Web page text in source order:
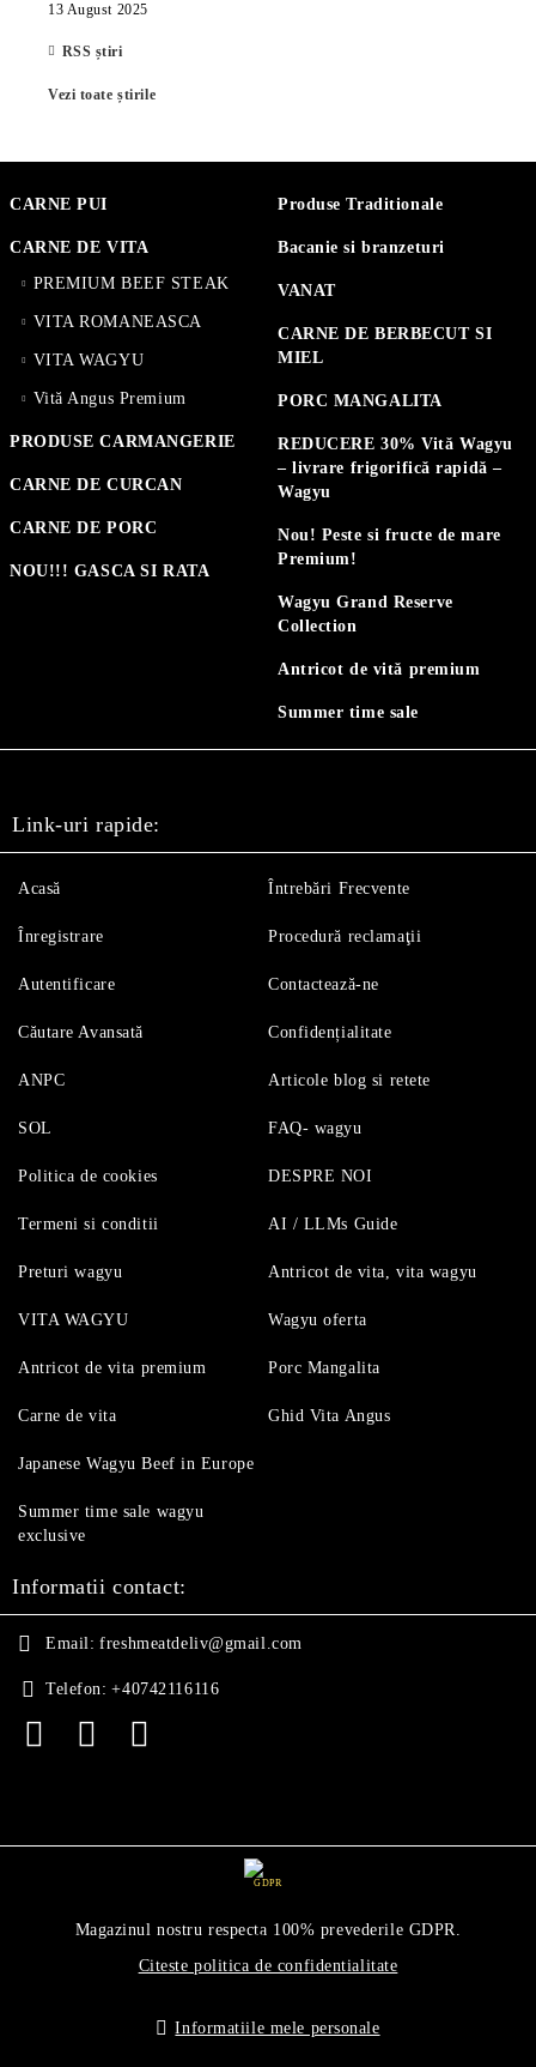
13 August 2025
RSS știri
Vezi toate știrile
CARNE PUI
CARNE DE VITA
PREMIUM BEEF STEAK
VITA ROMANEASCA
VITA WAGYU
Vită Angus Premium
PRODUSE CARMANGERIE
CARNE DE CURCAN
CARNE DE PORC
NOU!!! GASCA SI RATA
Produse Traditionale
Bacanie si branzeturi
VANAT
CARNE DE BERBECUT SI
MIEL
PORC MANGALITA
REDUCERE 30% Vită Wagyu
– livrare frigorifică rapidă –
Wagyu
Nou! Peste si fructe de mare
Premium!
Wagyu Grand Reserve
Collection
Antricot de vită premium
Summer time sale
Link-uri rapide:
Acasă
Înregistrare
Autentificare
Căutare Avansată
Întrebări Frecvente
Procedură reclamaţii
Contactează-ne
Confidențialitate
ANPC
SOL
Politica de cookies
Termeni si conditii
Articole blog si retete
FAQ- wagyu
DESPRE NOI
AI / LLMs Guide
Preturi wagyu
VITA WAGYU
Antricot de vita premium
Carne de vita
Antricot de vita, vita wagyu
Wagyu oferta
Porc Mangalita
Ghid Vita Angus
Japanese Wagyu Beef in Europe
Summer time sale wagyu
exclusive
Informatii contact:
Email: freshmeatdeliv@gmail.com
Telefon: +40742116116
GDPR
Magazinul nostru respecta 100% prevederile GDPR.
Citeste politica de confidentialitate
Informatiile mele personale